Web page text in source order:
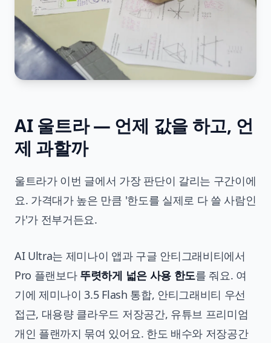
AI 울트라 — 언제 값을 하고, 언
제 과할까
울트라가 이번 글에서 가장 판단이 갈리는 구간이에
요. 가격대가 높은 만큼 '한도를 실제로 다 쓸 사람인
가'가 전부거든요.
AI Ultra는 제미나이 앱과 구글 안티그래비티에서
Pro 플랜보다 뚜렷하게 넓은 사용 한도를 줘요. 여
기에 제미나이 3.5 Flash 통합, 안티그래비티 우선
접근, 대용량 클라우드 저장공간, 유튜브 프리미엄
개인 플랜까지 묶여 있어요. 한도 배수와 저장공간